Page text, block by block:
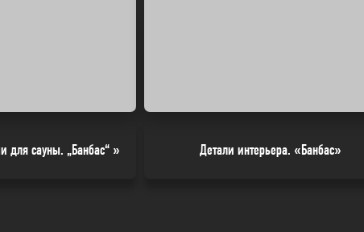
для сауны. „Банбас“ » Детали интерьера. «Банбас»